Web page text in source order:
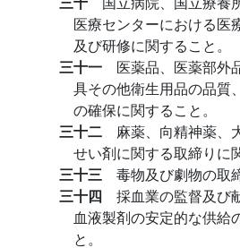
医療センターにおける医
及び研修に関すること。
三十一 医薬品、医薬部外
具その他衛生用品の品質
の確保に関すること。
三十二 麻薬、向精神薬、
せい剤に関する取締りに
三十三 毒物及び劇物の取
三十四 採血業の監督及び
血液製剤の安定的な供給
と。